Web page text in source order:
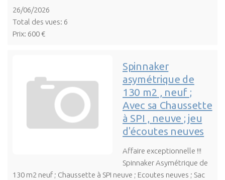
26/06/2026
Total des vues: 6
Prix: 600 €
Spinnaker
asymétrique de
130 m2 , neuf ;
Avec sa Chaussette
à SPI , neuve ; jeu
d'écoutes neuves
Affaire exceptionnelle !!!
Spinnaker Asymétrique de
130 m2 neuf ; Chaussette à SPI neuve ; Ecoutes neuves ; Sac